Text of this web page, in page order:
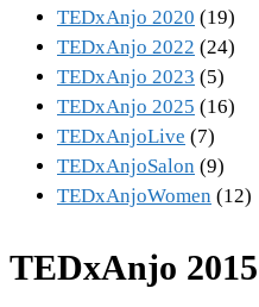
TEDxAnjo 2020 (19)
TEDxAnjo 2022 (24)
TEDxAnjo 2023 (5)
TEDxAnjo 2025 (16)
TEDxAnjoLive (7)
TEDxAnjoSalon (9)
TEDxAnjoWomen (12)
TEDxAnjo